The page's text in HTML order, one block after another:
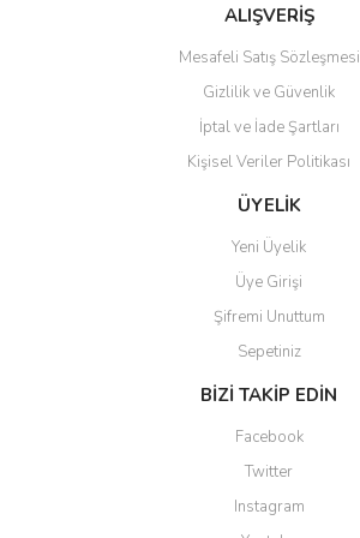
Bu ürüne benzer farklı alternatifler olmalı.
Gönder
ALIŞVERİŞ
Mesafeli Satış Sözleşmesi
Gizlilik ve Güvenlik
İptal ve İade Şartları
Kişisel Veriler Politikası
ÜYELİK
Yeni Üyelik
Üye Girişi
Şifremi Unuttum
Sepetiniz
BİZİ TAKİP EDİN
Facebook
Twitter
Instagram